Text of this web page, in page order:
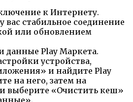
к Интернету.
вас стабильное соединение
или обновлением
данные Play Маркета.
устройства,
и найдите Play
на него, затем на
выберите «Очистить кеш»